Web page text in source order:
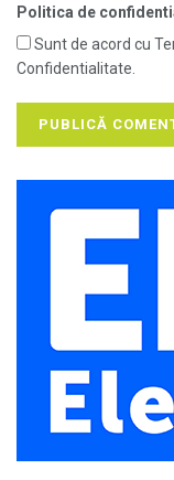
Politica de
Sunt de acord cu
Confidentialitate.